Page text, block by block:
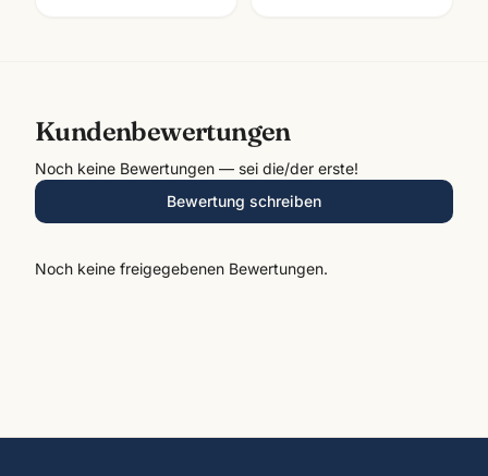
Kundenbewertungen
Noch keine Bewertungen — sei die/der erste!
Bewertung schreiben
Noch keine freigegebenen Bewertungen.